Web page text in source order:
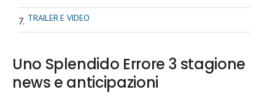
TRAILER E VIDEO
Uno Splendido Errore 3 stagione
news e anticipazioni